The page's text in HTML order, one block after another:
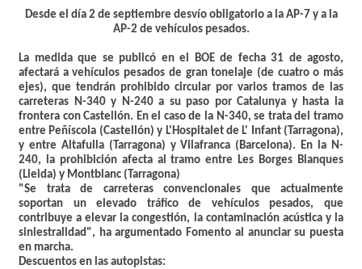
Desde el día 2 de septiembre desvío obligatorio a la AP-7 y a la
AP-2 de vehículos pesados.
La medida que se publicó en el BOE de fecha 31 de agosto,
afectará a vehículos pesados de gran tonelaje (de cuatro o más
ejes), que tendrán prohibido circular por varios tramos de las
carreteras N-340 y N-240 a su paso por Catalunya y hasta la
frontera con Castellón. En el caso de la N-340, se trata del tramo
entre Peñíscola (Castellón) y L'Hospitalet de L' Infant (Tarragona),
y entre Altafulla (Tarragona) yVilafranca (Barcelona). En la N-
240, la prohibición afecta al tramo entre Les Borges Blanques
(Lleida) y Montblanc (Tarragona)
"Se trata de carreteras convencionales que actualmente
soportan un elevado tráfico de vehículos pesados, que
contribuye a elevar la congestión, la contaminación acústica y la
siniestralidad", ha argumentado Fomento al anunciar su puesta
en marcha.
Descuentos en las autopistas: